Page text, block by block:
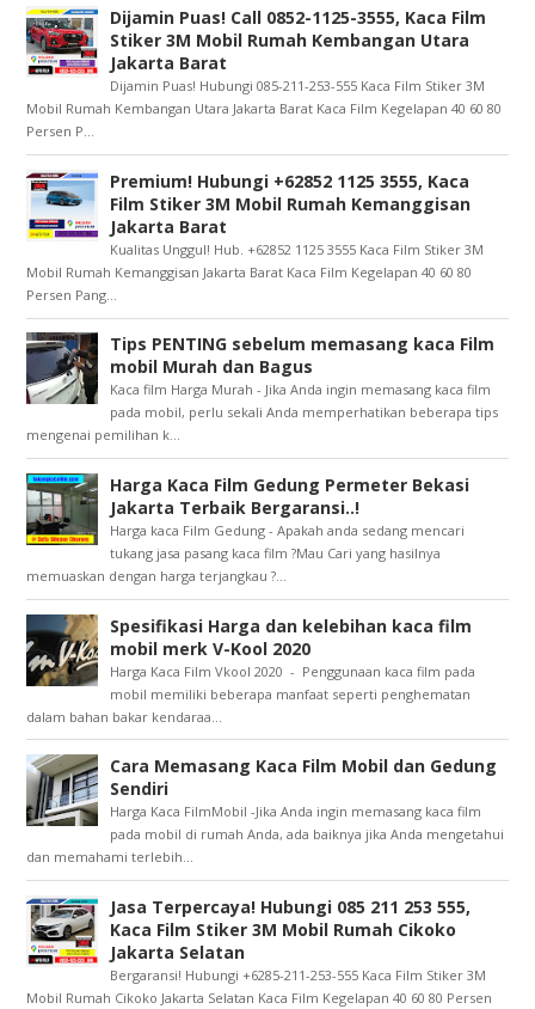
Dijamin Puas! Call 0852-1125-3555, Kaca Film
Stiker 3M Mobil Rumah Kembangan Utara
Jakarta Barat
Dijamin Puas! Hubungi 085-211-253-555 Kaca Film Stiker 3M
Mobil Rumah Kembangan Utara Jakarta Barat Kaca Film Kegelapan 40 60 80
Persen P...
Premium! Hubungi +62852 1125 3555, Kaca
Film Stiker 3M Mobil Rumah Kemanggisan
Jakarta Barat
Kualitas Unggul! Hub. +62852 1125 3555 Kaca Film Stiker 3M
Mobil Rumah Kemanggisan Jakarta Barat Kaca Film Kegelapan 40 60 80
Persen Pang...
Tips PENTING sebelum memasang kaca Film
mobil Murah dan Bagus
Kaca film Harga Murah - Jika Anda ingin memasang kaca film
pada mobil, perlu sekali Anda memperhatikan beberapa tips
mengenai pemilihan k...
Harga Kaca Film Gedung Permeter Bekasi
Jakarta Terbaik Bergaransi..!
Harga kaca Film Gedung - Apakah anda sedang mencari
tukang jasa pasang kaca film ?Mau Cari yang hasilnya
memuaskan dengan harga terjangkau ?...
Spesifikasi Harga dan kelebihan kaca film
mobil merk V-Kool 2020
Harga Kaca Film Vkool 2020 - Penggunaan kaca film pada
mobil memiliki beberapa manfaat seperti penghematan
dalam bahan bakar kendaraa...
Cara Memasang Kaca Film Mobil dan Gedung
Sendiri
Harga Kaca FilmMobil -Jika Anda ingin memasang kaca film
pada mobil di rumah Anda, ada baiknya jika Anda mengetahui
dan memahami terlebih...
Jasa Terpercaya! Hubungi 085 211 253 555,
Kaca Film Stiker 3M Mobil Rumah Cikoko
Jakarta Selatan
Bergaransi! Hubungi +6285-211-253-555 Kaca Film Stiker 3M
Mobil Rumah Cikoko Jakarta Selatan Kaca Film Kegelapan 40 60 80 Persen